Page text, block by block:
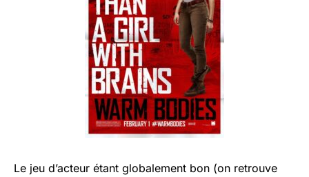
Le jeu d’acteur étant globalement bon (on retrouve